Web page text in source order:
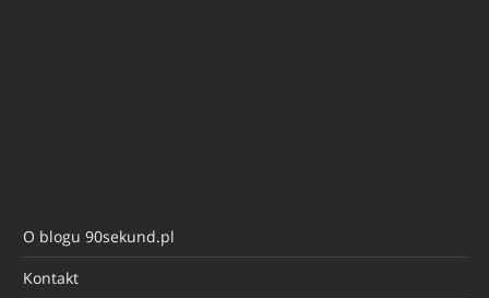
O blogu 90sekund.pl
Kontakt